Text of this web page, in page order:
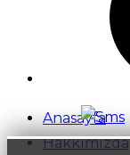
Anasayfa
Hakkımızda